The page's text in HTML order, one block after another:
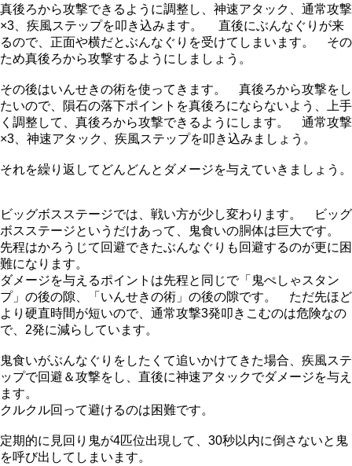
真後ろから攻撃できるように調整し、神速アタック、通常攻撃
×3、疾風ステップを叩き込みます。 直後にぶんなぐりが来
るので、正面や横だとぶんなぐりを受けてしまいます。 その
ため真後ろから攻撃するようにしましょう。
その後はいんせきの術を使ってきます。 真後ろから攻撃をし
たいので、隕石の落下ポイントを真後ろにならないよう、上手
く調整して、真後ろから攻撃できるようにします。 通常攻撃
×3、神速アタック、疾風ステップを叩き込みましょう。
それを繰り返してどんどんとダメージを与えていきましょう。
ビッグボスステージでは、戦い方が少し変わります。 ビッグ
ボスステージというだけあって、鬼食いの胴体は巨大です。
先程はかろうじて回避できたぶんなぐりも回避するのが更に困
難になります。
ダメージを与えるポイントは先程と同じで「鬼ぺしゃスタン
プ」の後の隙、「いんせきの術」の後の隙です。 ただ先ほど
より硬直時間が短いので、通常攻撃3発叩きこむのは危険なの
で、2発に減らしています。
鬼食いがぶんなぐりをしたくて追いかけてきた場合、疾風ステ
ップで回避＆攻撃をし、直後に神速アタックでダメージを与え
ます。
クルクル回って避けるのは困難です。
定期的に見回り鬼が4匹位出現して、30秒以内に倒さないと鬼
を呼び出してしまいます。